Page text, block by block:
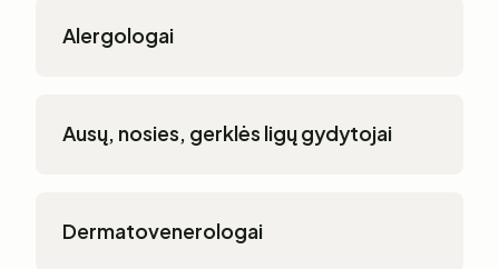
Alergologai
Ausų, nosies, gerklės ligų gydytojai
Dermatovenerologai